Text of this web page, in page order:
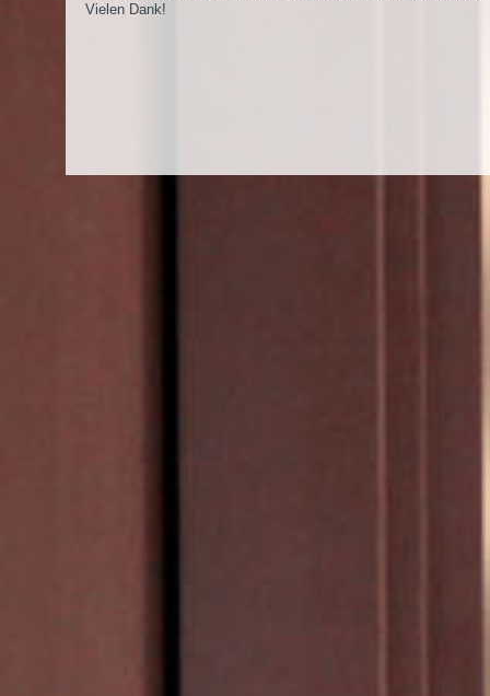
Vielen Dank!